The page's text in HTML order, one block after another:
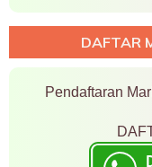
DAFTAR
Pendaftaran